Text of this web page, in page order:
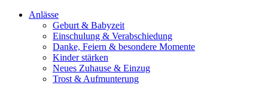
Anlässe
Geburt & Babyzeit
Einschulung & Verabschiedung
Danke, Feiern & besondere Momente
Kinder stärken
Neues Zuhause & Einzug
Trost & Aufmunterung